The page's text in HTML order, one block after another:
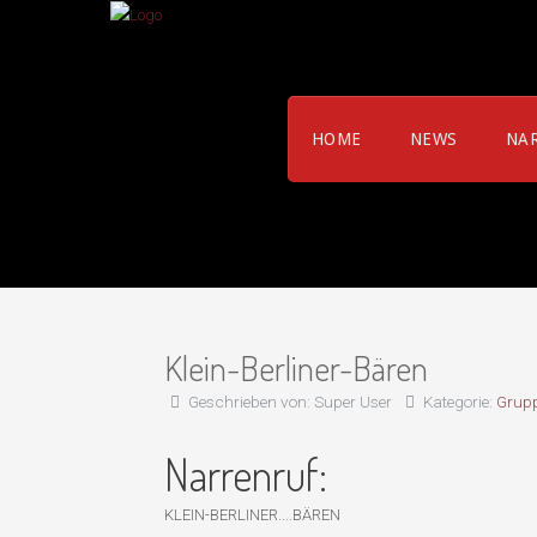
HOME NEWS
Klein-Berliner-Bären
Geschrieben von: Super User Kategorie:
Narrenruf:
KLEIN-BERLINER....BÄREN